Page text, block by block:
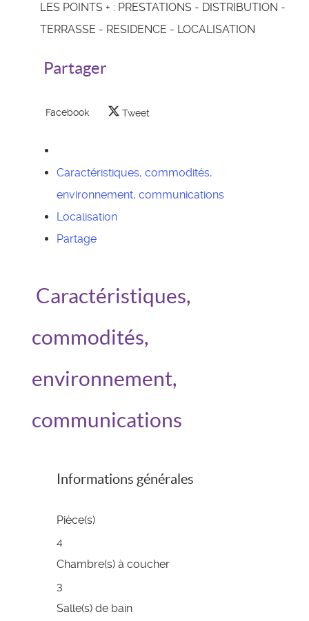
LES POINTS + : PRESTATIONS - DISTRIBUTION -
TERRASSE - RESIDENCE - LOCALISATION
Partager
Facebook Tweet
Caractéristiques, commodités,
environnement, communications
Localisation
Partage
Caractéristiques,
commodités,
environnement,
communications
Informations générales
Pièce(s)
4
Chambre(s) à coucher
3
Salle(s) de bain